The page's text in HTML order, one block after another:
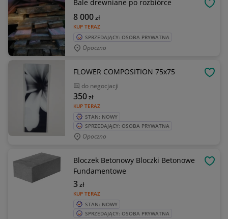
Bale drewniane po rozbiórce
KUP TERAZ
8 000zł
SPRZEDAJĄCY: OSOBA PRYWATNA
Opoczno
FLOWER COMPOSITION 75x75
do negocjacji
KUP TERAZ
350zł
STAN: NOWY
SPRZEDAJĄCY: OSOBA PRYWATNA
Opoczno
Bloczek Betonowy Bloczki Betonowe
Fundamentowe
KUP TERAZ
3zł
STAN: NOWY
SPRZEDAJĄCY: OSOBA PRYWATNA